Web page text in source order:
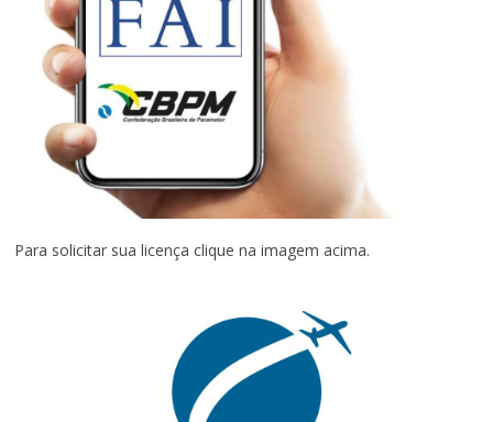
Para solicitar sua licença clique na imagem acima.